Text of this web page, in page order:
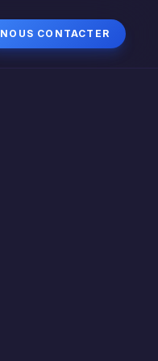
NOUS CONTACTER